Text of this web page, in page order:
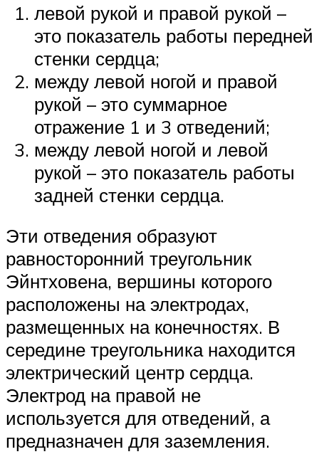
левой рукой и правой рукой –
это показатель работы передней
стенки сердца;
между левой ногой и правой
рукой – это суммарное
отражение 1 и 3 отведений;
между левой ногой и левой
рукой – это показатель работы
задней стенки сердца.
Эти отведения образуют
равносторонний треугольник
Эйнтховена, вершины которого
расположены на электродах,
размещенных на конечностях. В
середине треугольника находится
электрический центр сердца.
Электрод на правой не
используется для отведений, а
предназначен для заземления.